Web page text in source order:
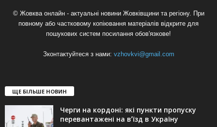
© Жовква онлайн - актуальні новини Жовківщини та регіону. При
повному або частковому копіювання матеріалів відкрите для
пошукових систем посилання обов'язкове!
Зконтактуйтеся з нами: vzhovkvi@gmail.com
ЩЕ БІЛЬШЕ НОВИН
Черги на кордоні: які пункти пропуску
перевантажені на вʼїзд в Україну